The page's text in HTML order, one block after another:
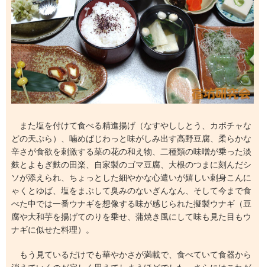
また塩を付けて食べる精進揚げ（なすやししとう、カボチャな
どの天ぷら）、噛めばじわっと味がしみ出す高野豆腐、柔らかな
辛さが食欲を刺激する菜の花の和え物、二種類の味噌が乗った淡
麩とよもぎ麩の田楽、自家製のゴマ豆腐、大根のつまに刻んだシ
ソが添えられ、ちょっとした細やかな心遣いが嬉しい刺身こんに
ゃくとゆば、塩をまぶして臭みのないぎんなん、そして今まで食
べた中では一番ウナギを想像する味が感じられた擬製ウナギ（豆
腐や大和芋を揚げてのりを乗せ、蒲焼き風にして味も見た目もウ
ナギに似せた料理）。
もう見ているだけでも華やかさが満載で、食べていて食器から